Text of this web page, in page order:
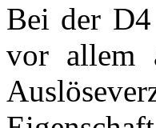
Bei der
vor allem